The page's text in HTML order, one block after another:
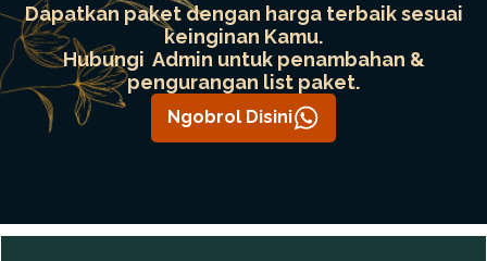
Dapatkan paket dengan harga terbaik sesuai
keinginan Kamu.
Hubungi Admin untuk penambahan &
pengurangan list paket.
Ngobrol Disini